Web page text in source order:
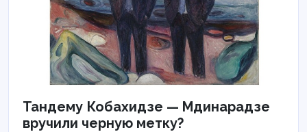
Тандему Кобахидзе — Мдинарадзе
вручили черную метку?